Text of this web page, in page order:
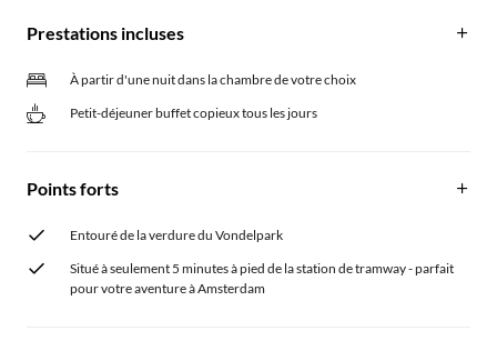
Prestations incluses
À partir d'une nuit dans la chambre de votre choix
Petit-déjeuner buffet copieux tous les jours
Points forts
Entouré de la verdure du Vondelpark
Situé à seulement 5 minutes à pied de la station de tramway - parfait
pour votre aventure à Amsterdam